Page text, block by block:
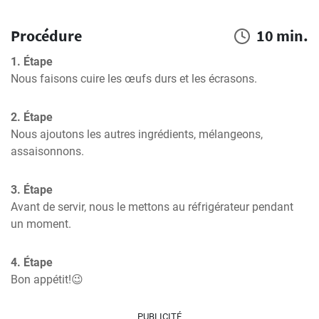
Procédure 10 min.
1. Étape
Nous faisons cuire les œufs durs et les écrasons.
2. Étape
Nous ajoutons les autres ingrédients, mélangeons,
assaisonnons.
3. Étape
Avant de servir, nous le mettons au réfrigérateur pendant
un moment.
4. Étape
Bon appétit!😉
PUBLICITÉ